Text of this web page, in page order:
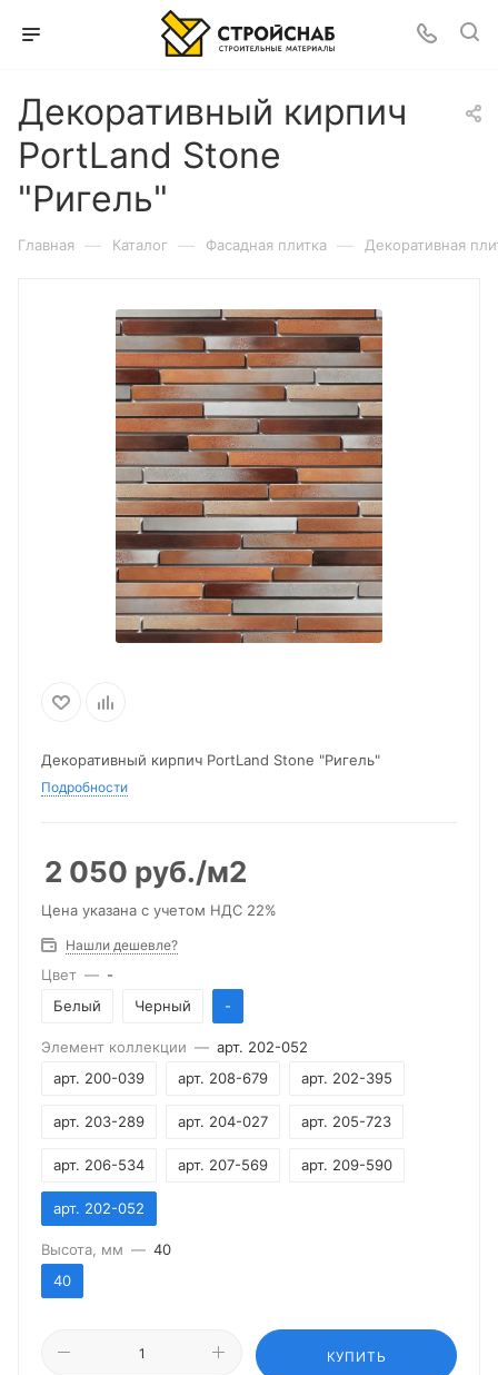
Декоративный кирпич
PortLand Stone
"Ригель"
Главная — Каталог — Фасадная плитка — Декоративная
Декоративный кирпич PortLand Stone "Ригель"
Подробности
2 050 руб./м2
Цена указана с учетом НДС 22%
Нашли дешевле?
Цвет — -
Белый
Черный -
Элемент коллекции — арт. 202-052
арт. 200-039
арт. 208-679 арт. 202-395
арт. 203-289 арт. 204-027 арт. 205-723
арт. 206-534 арт. 207-569 арт. 209-590
арт. 202-052
Высота, мм — 40
40
КУПИТЬ